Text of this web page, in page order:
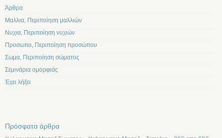
Άρθρα
Μαλλια, Περιποίηση μαλλιών
Νυχια, Περιποίηση νυχιών
Προσωπο, Περιποίηση προσώπου
Σωμα, Περιποίηση σώματος
Σεμινάρια ομορφιάς
Έχει λήξει
Πρόσφατα άρθρα